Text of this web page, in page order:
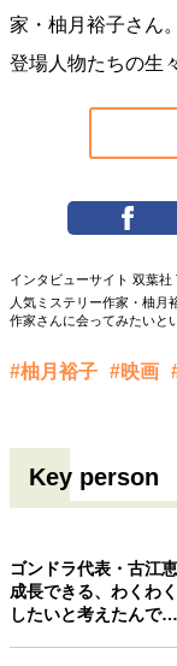
40代からの景色
親になるというこ
私を彩るエッセン
社会・カルチャー・マ
家・柚月裕子さん
登場人物たちの生
インタビューサイト 双葉社
人気ミステリー作家・柚月
作家さんに会ってみたいと
#柚月裕子 #映画
Key person
ゴンドラ代表・古江
成長できる、わくわ
したいと考えたんで…